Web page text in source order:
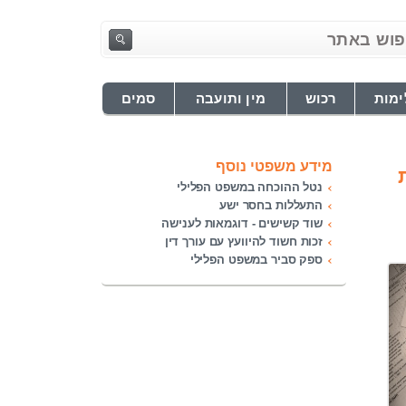
רכוש מין ותועבה סמים
מידע משפטי נוסף
נטל ההוכחה במשפט הפלילי
התעללות בחסר ישע
שוד קשישים - דוגמאות לענישה
זכות חשוד להיוועץ עם עורך דין
ספק סביר במשפט הפלילי